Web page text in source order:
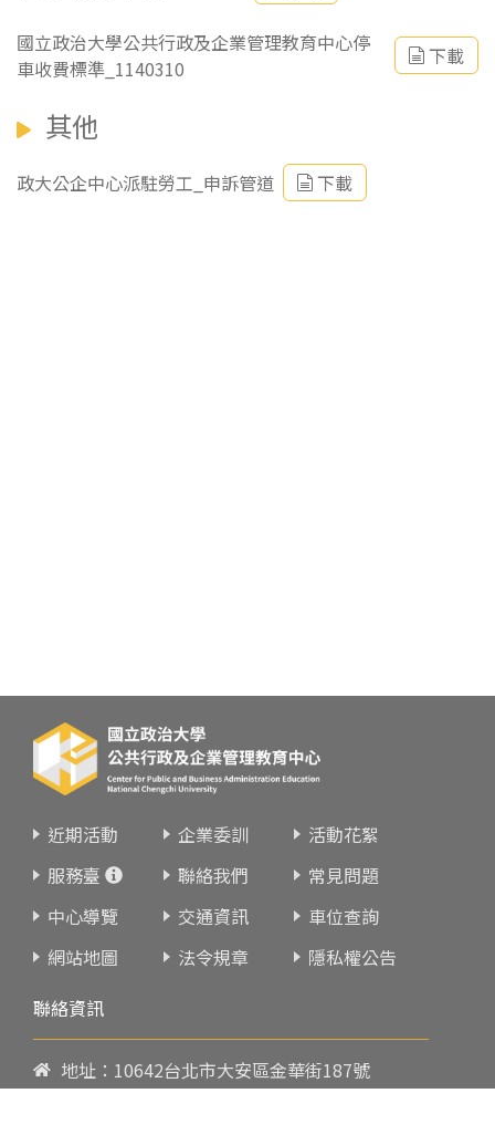
國立政治大學公共行政及企業管理教育中心停
車收費標準_1140310
下載
其他
政大公企中心派駐勞工_申訴管道 下載
近期活動 企業委訓
活動花絮
服務臺
聯絡我們
常見問題
中心導覽
交通資訊
車位查詢
網站地圖
法令規章
隱私權公告
聯絡資訊
地址：10642台北市大安區金華街187號